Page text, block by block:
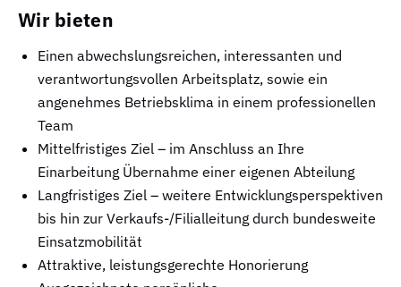
Wir bieten
Einen abwechslungsreichen, interessanten und
verantwortungsvollen Arbeitsplatz, sowie ein
angenehmes Betriebsklima in einem professionellen
Team
Mittelfristiges Ziel – im Anschluss an Ihre
Einarbeitung Übernahme einer eigenen Abteilung
Langfristiges Ziel – weitere Entwicklungsperspektiven
bis hin zur Verkaufs-/Filialleitung durch bundesweite
Einsatzmobilität
Attraktive, leistungsgerechte Honorierung